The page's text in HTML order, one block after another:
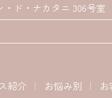
ド・ナカタニ 306号室
紹介 お悩み別